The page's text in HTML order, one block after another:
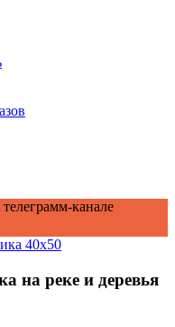
канале
40x50
на реке и деревья